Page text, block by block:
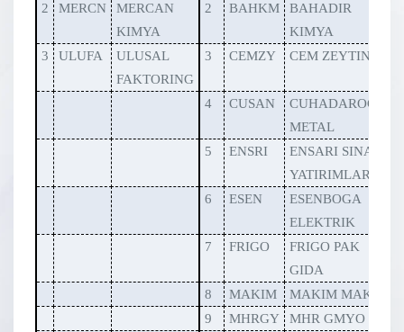
2
MERCN
MERCAN
KIMYA
2 BAHKM
BAHADIR
KIMYA
3
ULUFA
ULUSAL
FAKTORING
3 CEMZY CEM ZEYTIN
4 CUSAN
CUHADAROGLU
METAL
5
ENSRI
ENSARI SINAI
YATIRIMLAR
6
ESEN
ESENBOGA
ELEKTRIK
7
FRIGO
FRIGO PAK
GIDA
8
MAKIM
MAKIM MAKINE
9
MHRGY
MHR GMYO